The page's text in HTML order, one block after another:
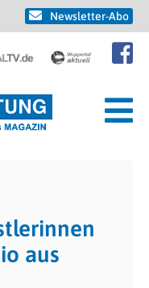
Newsletter-Abo
aus